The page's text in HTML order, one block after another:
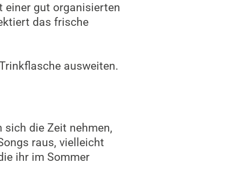
einer gut organisierten
das frische
ausweiten.
die Zeit nehmen,
raus, vielleicht
ihr im Sommer